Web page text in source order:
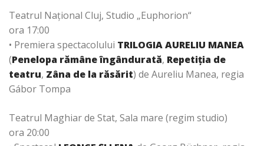
Teatrul Naţional Cluj, Studio „Euphorion“
ora 17:00
• Premiera spectacolului TRILOGIA AURELIU MANEA
(Penelopa rămâne îngândurată, Repetiția de
teatru, Zâna de la răsărit) de Aureliu Manea, regia
Gábor Tompa
Teatrul Maghiar de Stat, Sala mare (regim studio)
ora 20:00